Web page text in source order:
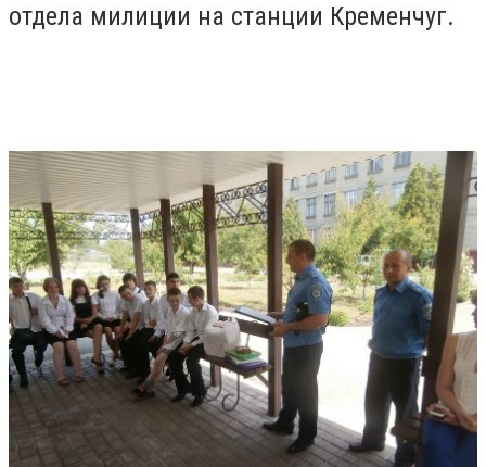
отдела милиции на станции Кременчуг.